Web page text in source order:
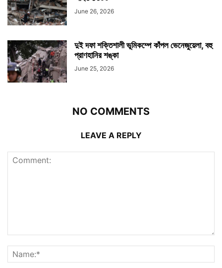
June 26, 2026
দুই দফা শক্তিশালী ভূমিকম্পে কাঁপল ভেনেজুয়েলা, বহু
প্রাণহানির শঙ্কা
June 25, 2026
NO COMMENTS
LEAVE A REPLY